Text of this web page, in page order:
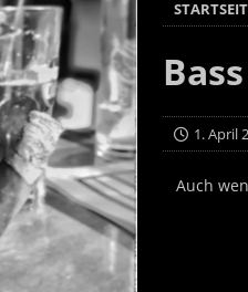
1. April
Auch